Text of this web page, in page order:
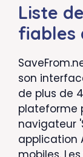
Liste
fiables
son
de plus de
plateforme
navigateur
application